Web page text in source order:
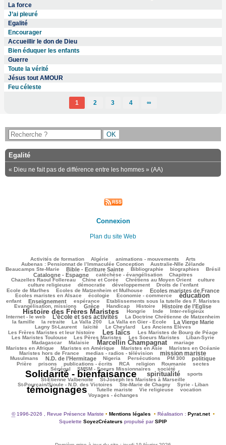
La force
J’ai pleuré
Egalité
Encourager
Accueillir le don de Dieu
Bien éduquer les enfants
Guerre
Toute la vérité
Jésus tout AMOUR
Feu céleste
1 2 3 4 ∞
Egalité
« Dieu ne fait pas de différence entre les hommes » (AA)
Connexion
Plan du site Web
Activités de formation Algérie animations - mouvements Arts
Aubenas : Pensionnat de l’Immaculée Conception
54/3235 Australie-Nlle Zélande
93/3235
Beaucamps Ste-Marie
727/3235 Bible - Ecriture Sainte
57/3235 Bibliographie
593/3235 biographies
119/3235 Brésil
1001/3235
Catalogne - Espagne catéchèse - évangélisation Chapitres
Chazelles Raoul Follereau
102/3235 Chine et Corée
304/3235 Chrétiens au Moyen Orient
434/3235 culture
37/3235
culture religieuse
démocratie développement Droits de l’enfant
Ecole de Marlhes
148/3235 Ecoles de Matzenheim et Mulhouse
999/3235 Ecoles maristes de France
294/3235
Ecoles maristes en Alsace
619/3235 écologie
102/3235 Economie - commerce
1708/3235 éducation
118/3235
enfant
879/3235 Enseignement
213/3235 espérance
67/3235 Etablissements sous la tutelle des F. Maristes
250/3235
Evangélisation, missions
722/3235 Grèce
72/3235 Handicap
328/3235 Histoire
928/3235 Histoire de l’Eglise
2013/3235
Histoire des Frères Maristes
156/3235 Hongrie Inde
166/3235 Inter-religieux
159/3235
Internet - le web
1235/3235 L’école et ses activités
49/3235 La Doctrine Chrétienne de Matzenheim
337/3235
la famille
112/3235 la retraite
72/3235 La Valla 200
98/3235 La Valla en Gier - Ecole
784/3235 La Vierge Marie
475/3235
Lagny St-Laurent
laïcité Le Cheylard Les Anciens Elèves
Les Frères Maristes et leur histoire
1659/3235 Les laïcs
494/3235 Les Maristes de Bourg de Péage
253/3235
Les Maristes Toulouse
587/3235 Les Pères Maristes
459/3235 Les Soeurs Maristes
132/3235 Liban-Syrie
216/3235
Madagascar
Malaisie Marcellin Champagnat mariage
Maristes en Afrique
476/3235 Maristes en Amérique
340/3235 Maristes en Asie
76/3235 Maristes en Océanie
477/3235
Maristes hors de France
297/3235 medias - radios - télévision
1215/3235 mission mariste
90/3235
Musulmans
991/3235 N.D. de l’Hermitage
56/3235 Nigeria
179/3235 Persécutions
181/3235 PM 300
761/3235 politique
215/3235
Prière
124/3235 prisons
307/3235 publications - écrits
172/3235 RCA
280/3235 religion
46/3235 Roumanie
43/3235 sectes
67/3235
Sénégal
SMSM - Soeurs Missionnaires société
Solidarité - bienfaisance
1701/3235 spiritualité sports
St-Etienne Valbenoîte
St-Joseph les Maristes à Marseille
St-Pourçain/Sioule - N.D. des Victoires
54/3235 Ste-Marie de Chagny
37/3235 Syrie - Liban
3235/3235
témoignages Tutelle mariste Vie religieuse vocation
Voyages - échanges
©1996-2026 , Revue Présence Mariste • Mentions légales • Réalisation : Pyrat.net •
Squelette SoyezCréateurs propulsé parSPIP